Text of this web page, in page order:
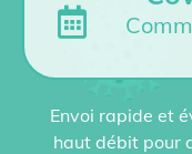
Envoi rapide et
haut débit pour